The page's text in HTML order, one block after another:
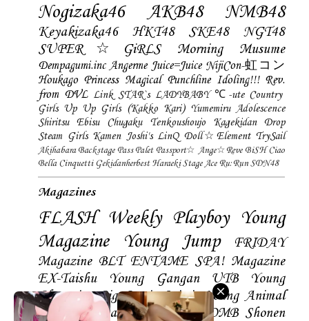
Nogizaka46 AKB48 NMB48
Keyakizaka46 HKT48 SKE48
NGT48
SUPER☆GiRLS
Morning Musume
Dempagumi.inc Angerme Juice=Juice NijiCon-虹コン
Houkago Princess Magical Punchline Idoling!!! Rev.
from DVL Link STAR`s LADYBABY ℃-ute Country
Girls Up Up Girls (Kakko Kari) Yumemiru Adolescence
Shiritsu Ebisu Chugaku
Tenkoushoujo Kagekidan
Drop
Steam Girls Kamen Joshi's LinQ Doll☆Element TrySail
Akihabara Backstage Pass Palet Passport☆ Ange☆Reve BiSH Ciao
Bella Cinquetti Gekidanherbest Haraeki Stage Ace Ru:Run SDN48
Magazines
FLASH Weekly Playboy Young
Magazine
Young Jump
FRIDAY
Magazine BLT ENTAME SPA! Magazine
EX-Taishu
Young Gangan UTB
Young
Champion Big Comic Spirtis Young Animal
Shonen Magazine BUBKA BOMB Shonen